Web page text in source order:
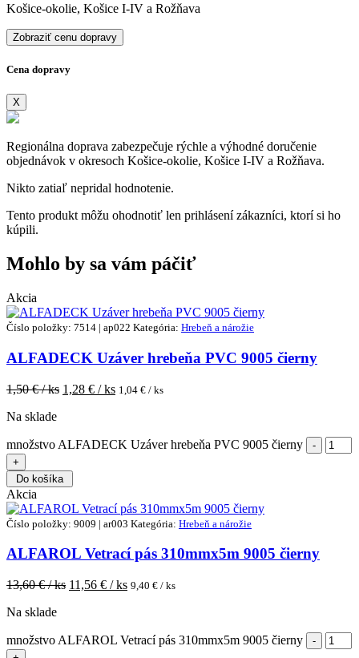
Košice-okolie, Košice I-IV a Rožňava
Zobraziť cenu dopravy
Cena dopravy
X
Regionálna doprava zabezpečuje rýchle a výhodné doručenie
objednávok v okresoch Košice-okolie, Košice I-IV a Rožňava.
Nikto zatiaľ nepridal hodnotenie.
Tento produkt môžu ohodnotiť len prihlásení zákazníci, ktorí si ho
kúpili.
Mohlo by sa vám páčiť
Akcia
Číslo položky: 7514 | ap022 Kategória: Hrebeň a nárožie
ALFADECK Uzáver hrebeňa PVC 9005 čierny
1,50€ / ks 1,28 € / ks 1,04 € / ks
Na sklade
množstvo ALFADECK Uzáver hrebeňa PVC 9005 čierny
Do košíka
Akcia
Číslo položky: 9009 | ar003 Kategória: Hrebeň a nárožie
ALFAROL Vetrací pás 310mmx5m 9005 čierny
13,60€ / ks 11,56 € / ks 9,40 € / ks
Na sklade
množstvo ALFAROL Vetrací pás 310mmx5m 9005 čierny